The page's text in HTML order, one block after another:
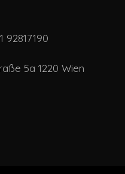
92817190
5a 1220 Wien